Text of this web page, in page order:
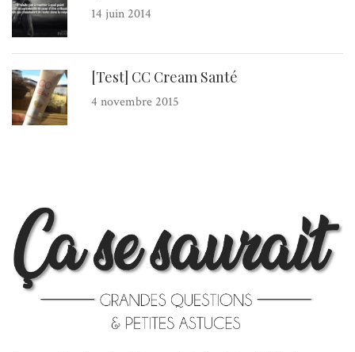
14 juin 2014
[Test] CC Cream Santé
4 novembre 2015